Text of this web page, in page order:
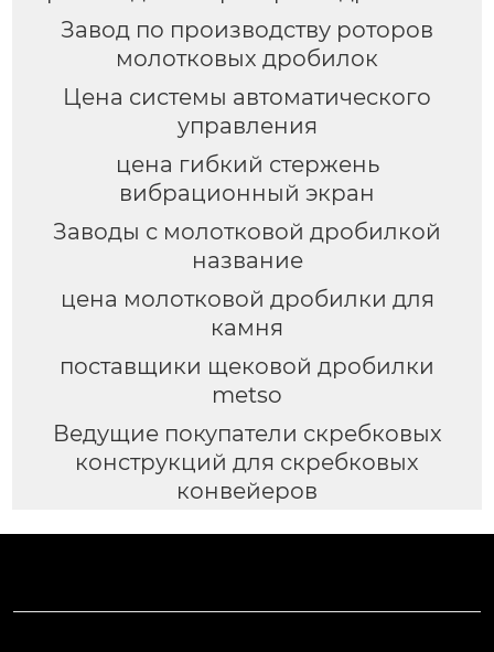
Завод по производству роторов
молотковых дробилок
Цена системы автоматического
управления
цена гибкий стержень
вибрационный экран
Заводы с молотковой дробилкой
название
цена молотковой дробилки для
камня
поставщики щековой дробилки
metso
Ведущие покупатели скребковых
конструкций для скребковых
конвейеров